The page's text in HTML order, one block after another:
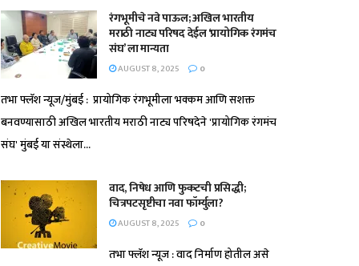
रंगभूमीचे नवे पाऊल; अखिल भारतीय
मराठी नाट्य परिषद देईल ‘प्रायोगिक रंगमंच
संघ’ ला मान्यता
AUGUST 8, 2025 0
तभा फ्लॅश न्यूज/मुंबई : प्रायोगिक रंगभूमीला भक्कम आणि सशक्त
बनवण्यासाठी अखिल भारतीय मराठी नाट्य परिषदेने 'प्रायोगिक रंगमंच
संघ' मुंबई या संस्थेला...
वाद, निषेध आणि फुकटची प्रसिद्धी;
चित्रपटसृष्टीचा नवा फॉर्म्युला?
AUGUST 8, 2025 0
तभा फ्लॅश न्यूज : वाद निर्माण होतील असे